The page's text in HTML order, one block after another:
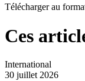
Télécharger au
Ces
International
30 juillet 2026